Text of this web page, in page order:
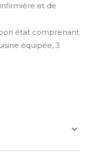
et de
état comprenant
équipée, 3